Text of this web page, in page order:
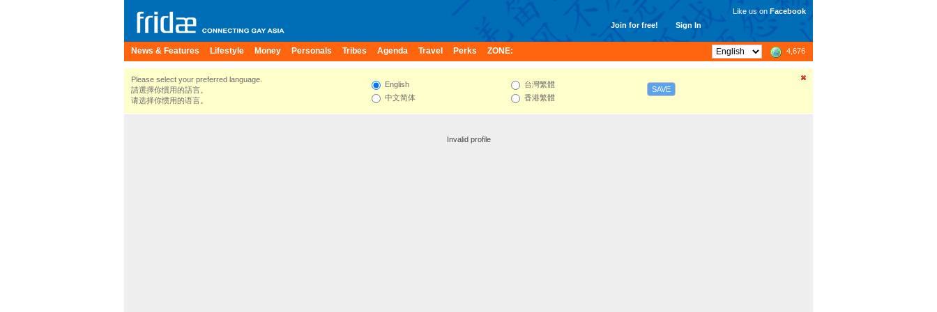
Join for free! Sign In
Like us on Facebook
News & Features Lifestyle Money Personals Tribes Agenda Travel Perks ZONE: 4,676
Please select your preferred language.
請選擇你慣用的語言。
请选择你惯用的语言。
English
中文简体
台灣繁體
香港繁體
SAVE
Invalid profile